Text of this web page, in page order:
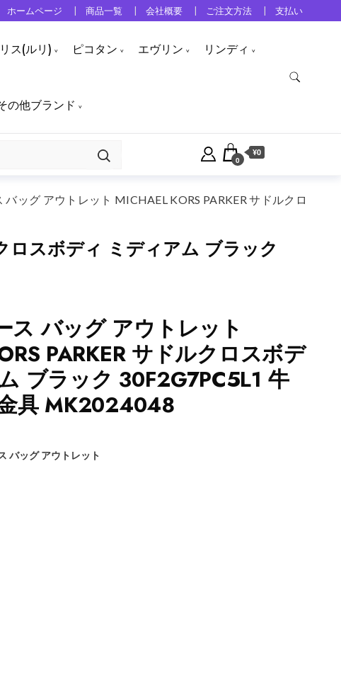
ホームページ 商品一覧 会社概要 ご注文方法 支払い
ス(ルリ) ピコタン エヴリン リンディ
の他ブランド
0
¥0
バッグ アウトレット MICHAEL KORS PARKER サドルクロ
ロスボディ ミディアム ブラック
ス バッグ アウトレット
PARKER サドルクロスボデ
ブラック 30F2G7PC5L1 牛
具 MK2024048
バッグ アウトレット